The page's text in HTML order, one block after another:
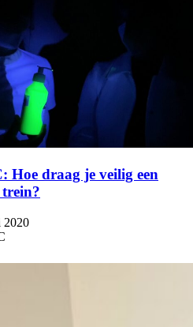
Hoe draag je veilig een
2020